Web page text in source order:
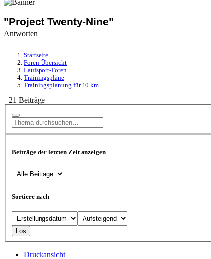
"Project Twenty-Nine"
Antworten
Startseite
Foren-Übersicht
Laufsport-Foren
Trainingspläne
Trainingsplanung für 10 km
21 Beiträge
Beiträge der letzten Zeit anzeigen
Sortiere nach
Druckansicht